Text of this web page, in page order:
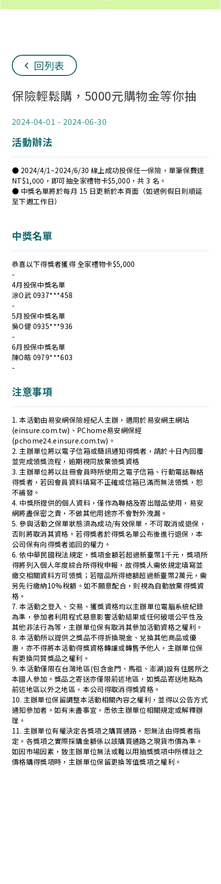
回列表
保險輕鬆購，5000元購物金等你抽
2024-04-01 - 2024-06-30
活動辦法
● 2024/4/1~2024/6/30 線上成功投保任一保險，單筆保費達
NT$1,000，即可抽全家禮物卡$5,000，共 3 名。
● 中獎名單將於每月 15 日更新於本頁面（如遇例假日則順延
至下週工作日）
中獎名單
恭喜以下得獎者獲得 全家禮物卡$5,000
-
4月投保中獎名單
涂O武 0937***458
-
5月投保中獎名單
吳O健 0935***936
-
6月投保中獎名單
陳O皓 0979***603
-
注意事項
1. 本活動由易安網保險經紀人主辦，適用於易安網主網站
(einsure.com.tw)、PChome易安網保經
(pchome24.einsure.com.tw)。
2. 主辦單位將以電子信箱或簡訊通知得獎者，請於十日內回覆
並完成領獎流程，逾期視同放棄領獎資格
3. 主辦單位將以註冊會員時所使用之電子信箱、行動電話聯絡
得獎者，若因會員資料填寫不正確或信箱已滿而無法領獎，恕
不補發。
4. 中獎所提供的個人資料，僅作為聯絡及寄出贈品使用，易安
網將盡保密之責，不做其他用途亦不會對外洩漏。
5. 參與活動之保單狀態須為成功/有效保單，不可取消或退保，
否則將取消其資格。若得獎者於得獎名單公布後進行退保，本
公司保有向得獎者追回的權力。
6. 依中華民國稅法規定，獎項金額若超過新臺幣1千元，獎項所
得將列入個人年度綜合所得稅申報，故得獎人需依規定填寫並
繳交相關資料方可領獎；若贈品所得總額超過新臺幣2萬元，需
另先行繳納10%稅額。如不願意配合，則視為自動放棄得獎資
格。
7. 本活動之登入、交易、獲獎資格均以主辦單位電腦系統紀錄
為準，參加者利用程式惡意影響活動結果或任何破壞公平性及
其他非法行為等，主辦單位保有取消其參加活動資格之權利。
8. 本活動所以提供之獎品不得折換現金、兌換其他商品或優
惠，亦不得將本活動得獎資格轉讓或轉售予他人，主辦單位保
有更換同質獎品之權利。
9. 本活動僅限在台灣地區(包含金門、馬祖、澎湖)設有住居所之
本國人參加。獎品之寄送亦僅限前述地區，如獎品寄送地點為
前述地區以外之地區，本公司得取消得獎資格。
10. 主辦單位保留調整本活動相關內容之權利，並得以公告方式
通知參加者。如有未盡事宜，悉依主辦單位相關規定或解釋辦
理。
11. 主辦單位有權決定各獎項之購買通路，恕無法由得獎者指
定。各獎項之實際採購金額係以該購買通路之現貨市價為準。
如因市場因素，致主辦單位無法或難以用抽獎獎項中所標註之
價格購得獎項時，主辦單位保留更換等值獎項之權利。